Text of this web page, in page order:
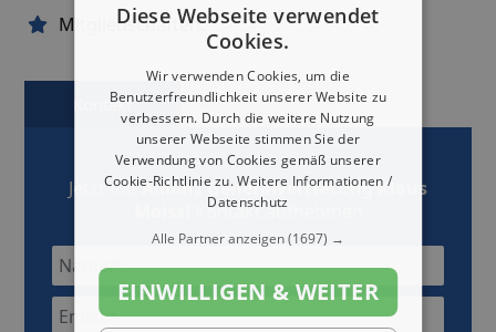
Mitgliedschaften:
Kontakt Karte
Jetzt mitAllianz Generalvertretung Klaus
Kontakt aufnehmen
Diese Webseite verwendet
Cookies.
Wir verwenden Cookies, um die
Benutzerfreundlichkeit unserer Website zu
verbessern. Durch die weitere Nutzung
unserer Webseite stimmen Sie der
Verwendung von Cookies gemäß unserer
Cookie-Richtlinie zu.Weitere Informationen /
Datenschutz
Alle Partner anzeigen(1697) →
EINWILLIGEN & WEITER